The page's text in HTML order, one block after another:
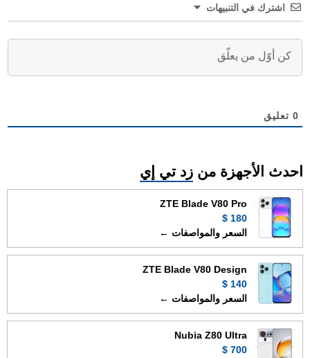
اشترك في التنبيهات
0 تعليق
احدث الأجهزة من زد تي إي
ZTE Blade V80 Pro
180 $
السعر والمواصفات ←
ZTE Blade V80 Design
140 $
السعر والمواصفات ←
Nubia Z80 Ultra
700 $